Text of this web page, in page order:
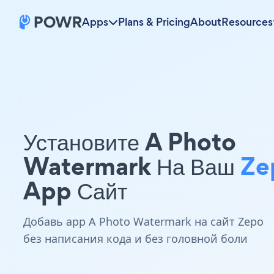
Apps Plans & PricingAboutResources
Установите A Photo
Watermark На Ваш
App Сайт
Добавь app A Photo Watermark на сайт Zepo
без написания кода и без головной боли